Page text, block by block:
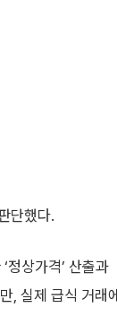
단했다.
정상가격’ 산출과
, 실제 급식 거래에